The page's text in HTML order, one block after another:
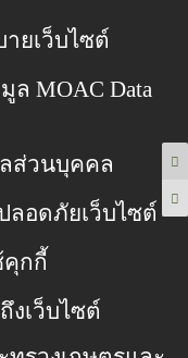
ายเว็บไซต์
MOAC Data
ส่วนบุคคล
อดภัยเว็บไซต์
คุกกี้
งเว็บไซต์